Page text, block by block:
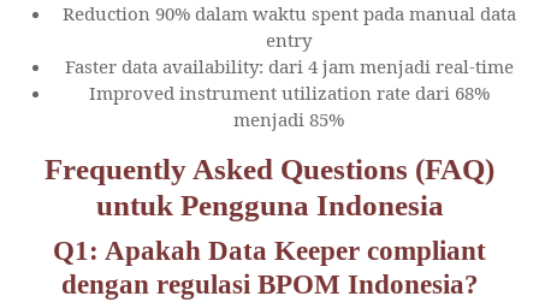
Reduction 90% dalam waktu spent pada manual data
entry
Faster data availability: dari 4 jam menjadi real-time
Improved instrument utilization rate dari 68%
menjadi 85%
Frequently Asked Questions (FAQ)
untuk Pengguna Indonesia
Q1: Apakah Data Keeper compliant
dengan regulasi BPOM Indonesia?